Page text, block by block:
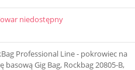
niedostępny
Professional Line - pokrowiec na
basową Gig Bag, Rockbag 20805-B,